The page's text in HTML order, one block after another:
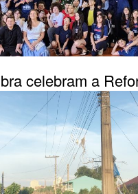
celebram a